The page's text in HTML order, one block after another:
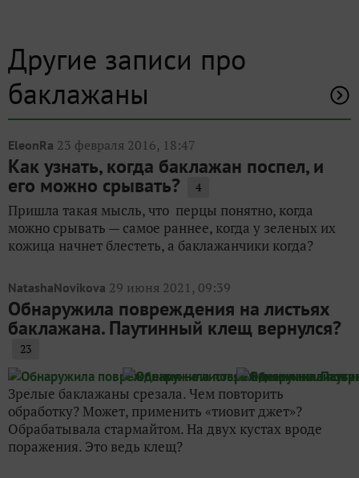
Другие записи про
баклажаны
EleonRa 23 февраля 2016, 18:47
Как узнать, когда баклажан поспел, и
его можно срывать? 4
Пришла такая мысль, что перцы понятно, когда
можно срывать — самое раннее, когда у зеленых их
кожица начнет блестеть, а баклажанчики когда?
NatashaNovikova 29 июня 2021, 09:39
Обнаружила повреждения на листьях
баклажана. Паутинный клещ вернулся?
23
Зрелые баклажаны срезала. Чем повторить
обработку? Может, применить «тиовит джет»?
Обрабатывала стармайтом. На двух кустах вроде
поражения. Это ведь клещ?